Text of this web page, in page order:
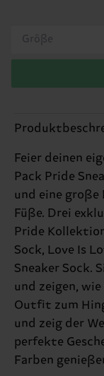
Größe
Feier deinen
Pack Pride
und eine
Füße. Drei
Pride
Sock, Love Is
Sneaker Sock.
und zeigen,
Outfit zum
und zeig der
perfekte
Farben